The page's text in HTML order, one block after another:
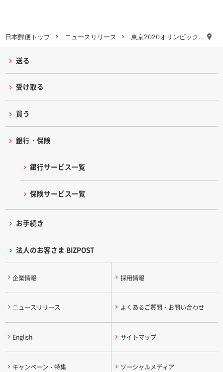
日本郵便トップ ニュースリリース 東京2020オリンピック…
送る
受け取る
買う
銀行・保険
銀行サービス一覧
保険サービス一覧
お手続き
法人のお客さま BIZPOST
企業情報 採用情報
ニュースリリース よくあるご質問・お問い合わせ
English サイトマップ
キャンペーン・特集 ソーシャルメディア